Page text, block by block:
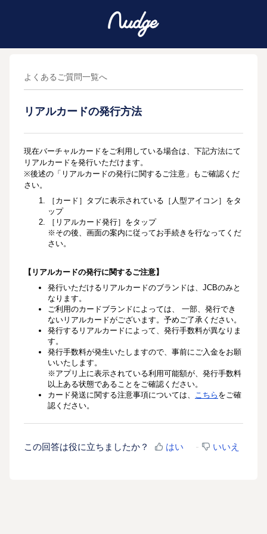
よくあるご質問一覧へ
リアルカードの発行方法
現在バーチャルカードをご利用している場合は、下記方法にて
リアルカードを発行いただけます。
※後述の「リアルカードの発行に関するご注意」もご確認くだ
さい。
［カード］タブに表示されている［人型アイコン］をタ
ップ
［リアルカード発行］をタップ
※その後、画面の案内に従ってお手続きを行なってくだ
さい。
【リアルカードの発行に関するご注意】
発行いただけるリアルカードのブランドは、JCBのみと
なります。
ご利用のカードブランドによっては、
一部、発行でき
ないリアルカードがございます。予めご了承ください。
発行するリアルカードによって、発行手数料が異なりま
す。
発行手数料が発生いたしますので、事前にご入金をお願
いいたします。
※アプリ上に表示されている利用可能額が、発行手数料
以上ある状態であることをご確認ください。
カード発送に関する注意事項については、 こちら をご確
認ください。
この回答は役に立ちましたか？ はい いいえ